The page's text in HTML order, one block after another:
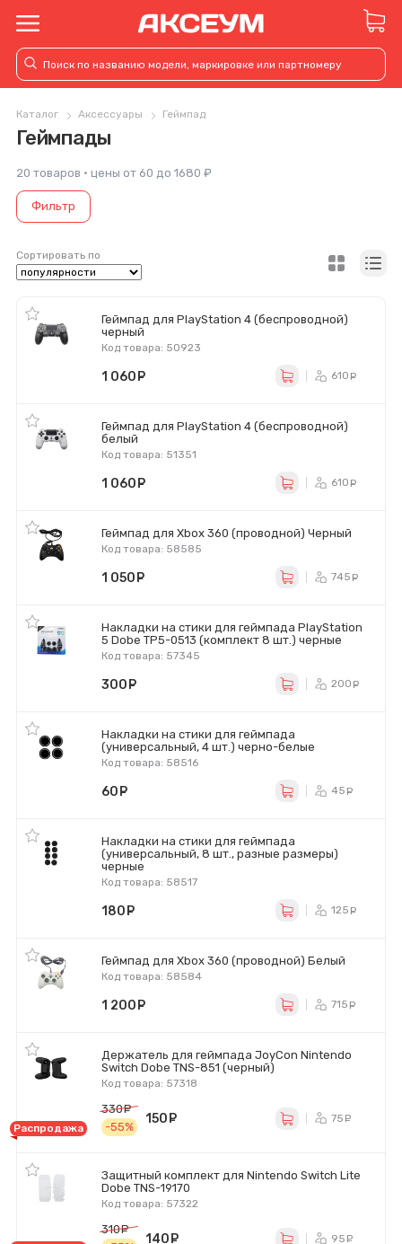
Каталог Аксессуары Геймпад
Геймпады
20 товаров · цены от 60 до 1680 ₽
Фильтр
Сортировать по
Геймпад для PlayStation 4 (беспроводной)
черный
Код товара: 50923
1 060 610
Геймпад для PlayStation 4 (беспроводной)
белый
Код товара: 51351
1 060 610
Геймпад для Xbox 360 (проводной) Черный
Код товара: 58585
1 050 745
Накладки на стики для геймпада PlayStation
5 Dobe TP5-0513 (комплект 8 шт.) черные
Код товара: 57345
300 200
Накладки на стики для геймпада
(универсальный, 4 шт.) черно-белые
Код товара: 58516
60 45
Накладки на стики для геймпада
(универсальный, 8 шт., разные размеры)
черные
Код товара: 58517
180 125
Геймпад для Xbox 360 (проводной) Белый
Код товара: 58584
1 200 715
Держатель для геймпада JoyCon Nintendo
Switch Dobe TNS-851 (черный)
Код товара: 57318
Распродажа
330
-55%
150 75
Защитный комплект для Nintendo Switch Lite
Dobe TNS-19170
Код товара: 57322
310
руб.
140 95